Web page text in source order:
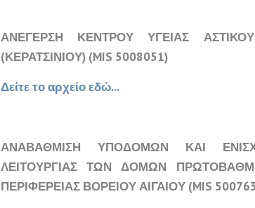
ΑΝΕΓΕΡΣΗ ΚΕΝΤΡΟΥ ΥΓΕΙΑΣ
(ΚΕΡΑΤΣΙΝΙΟΥ) (MIS 5008051)
Δείτε το αρχείο εδώ...
ΑΝΑΒΑΘΜΙΣΗ ΥΠΟΔΟΜΩΝ ΚΑΙ
ΛΕΙΤΟΥΡΓΙΑΣ ΤΩΝ ΔΟΜΩΝ
ΠΕΡΙΦΕΡΕΙΑΣ ΒΟΡΕΙΟΥ ΑΙΓΑΙΟΥ (MIS